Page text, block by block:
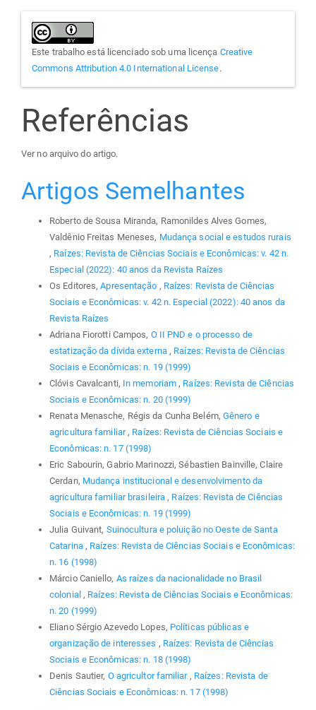
Este trabalho está licenciado sob uma licença Creative
Commons Attribution 4.0 International License.
Referências
Ver no arquivo do artigo.
Artigos Semelhantes
Roberto de Sousa Miranda, Ramonildes Alves Gomes,
Valdênio Freitas Meneses, Mudança social e estudos rurais
, Raízes: Revista de Ciências Sociais e Econômicas: v. 42 n.
Especial (2022): 40 anos da Revista Raízes
Os Editores,Apresentação , Raízes: Revista de Ciências
Sociais e Econômicas: v. 42 n. Especial (2022): 40 anos da
Revista Raízes
Adriana Fiorotti Campos, O II PND e o processo de
estatização da dívida externa , Raízes: Revista de Ciências
Sociais e Econômicas: n. 19 (1999)
Clóvis Cavalcanti, In memoriam , Raízes: Revista de Ciências
Sociais e Econômicas: n. 20 (1999)
Renata Menasche, Régis da Cunha Belém, Gênero e
agricultura familiar , Raízes: Revista de Ciências Sociais e
Econômicas: n. 17 (1998)
Eric Sabourin, Gabrio Marinozzi, Sébastien Bainville, Claire
Cerdan, Mudança institucional e desenvolvimento da
agricultura familiar brasileira , Raízes: Revista de Ciências
Sociais e Econômicas: n. 19 (1999)
Julia Guivant, Suinocultura e poluição no Oeste de Santa
Catarina , Raízes: Revista de Ciências Sociais e Econômicas:
n. 16 (1998)
Márcio Caniello, As raízes da nacionalidade no Brasil
colonial , Raízes: Revista de Ciências Sociais e Econômicas:
n. 20 (1999)
Eliano Sérgio Azevedo Lopes, Políticas públicas e
organização de interesses , Raízes: Revista de Ciências
Sociais e Econômicas: n. 18 (1998)
Denis Sautier, O agricultor familiar , Raízes: Revista de
Ciências Sociais e Econômicas: n. 17 (1998)